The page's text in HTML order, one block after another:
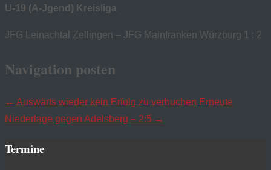
U-19 (A-Jgend) Kreisliga
JFG Leinachtal Zellingen – JFG Mainfranken Würzburg 1 : 2
Navigation posten
← Auswärts wieder kein Erfolg zu verbuchen Erneute
Niederlage gegen Adelsberg – 2:5 →
Termine